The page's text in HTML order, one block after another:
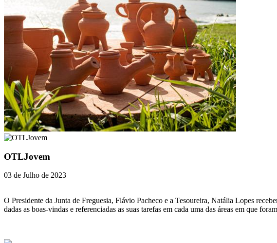
OTLJovem
03 de Julho de 2023
O Presidente da Junta de Freguesia, Flávio Pacheco e a Tesoureira, Natália Lopes
dadas as boas-vindas e referenciadas as suas tarefas em cada uma das áreas em que